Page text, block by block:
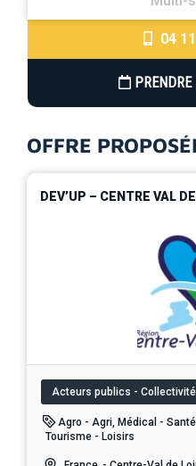
04
PRENDRE
OFFRE
DEV’UP – CENTRE VAL
Acteurs publics -
Agro - Agri, Médical -
Tourisme - Loisirs